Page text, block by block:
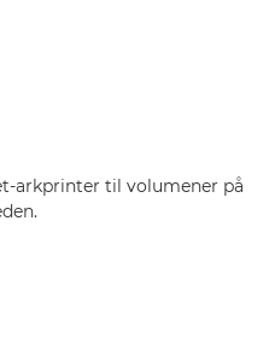
arkprinter til volumener på